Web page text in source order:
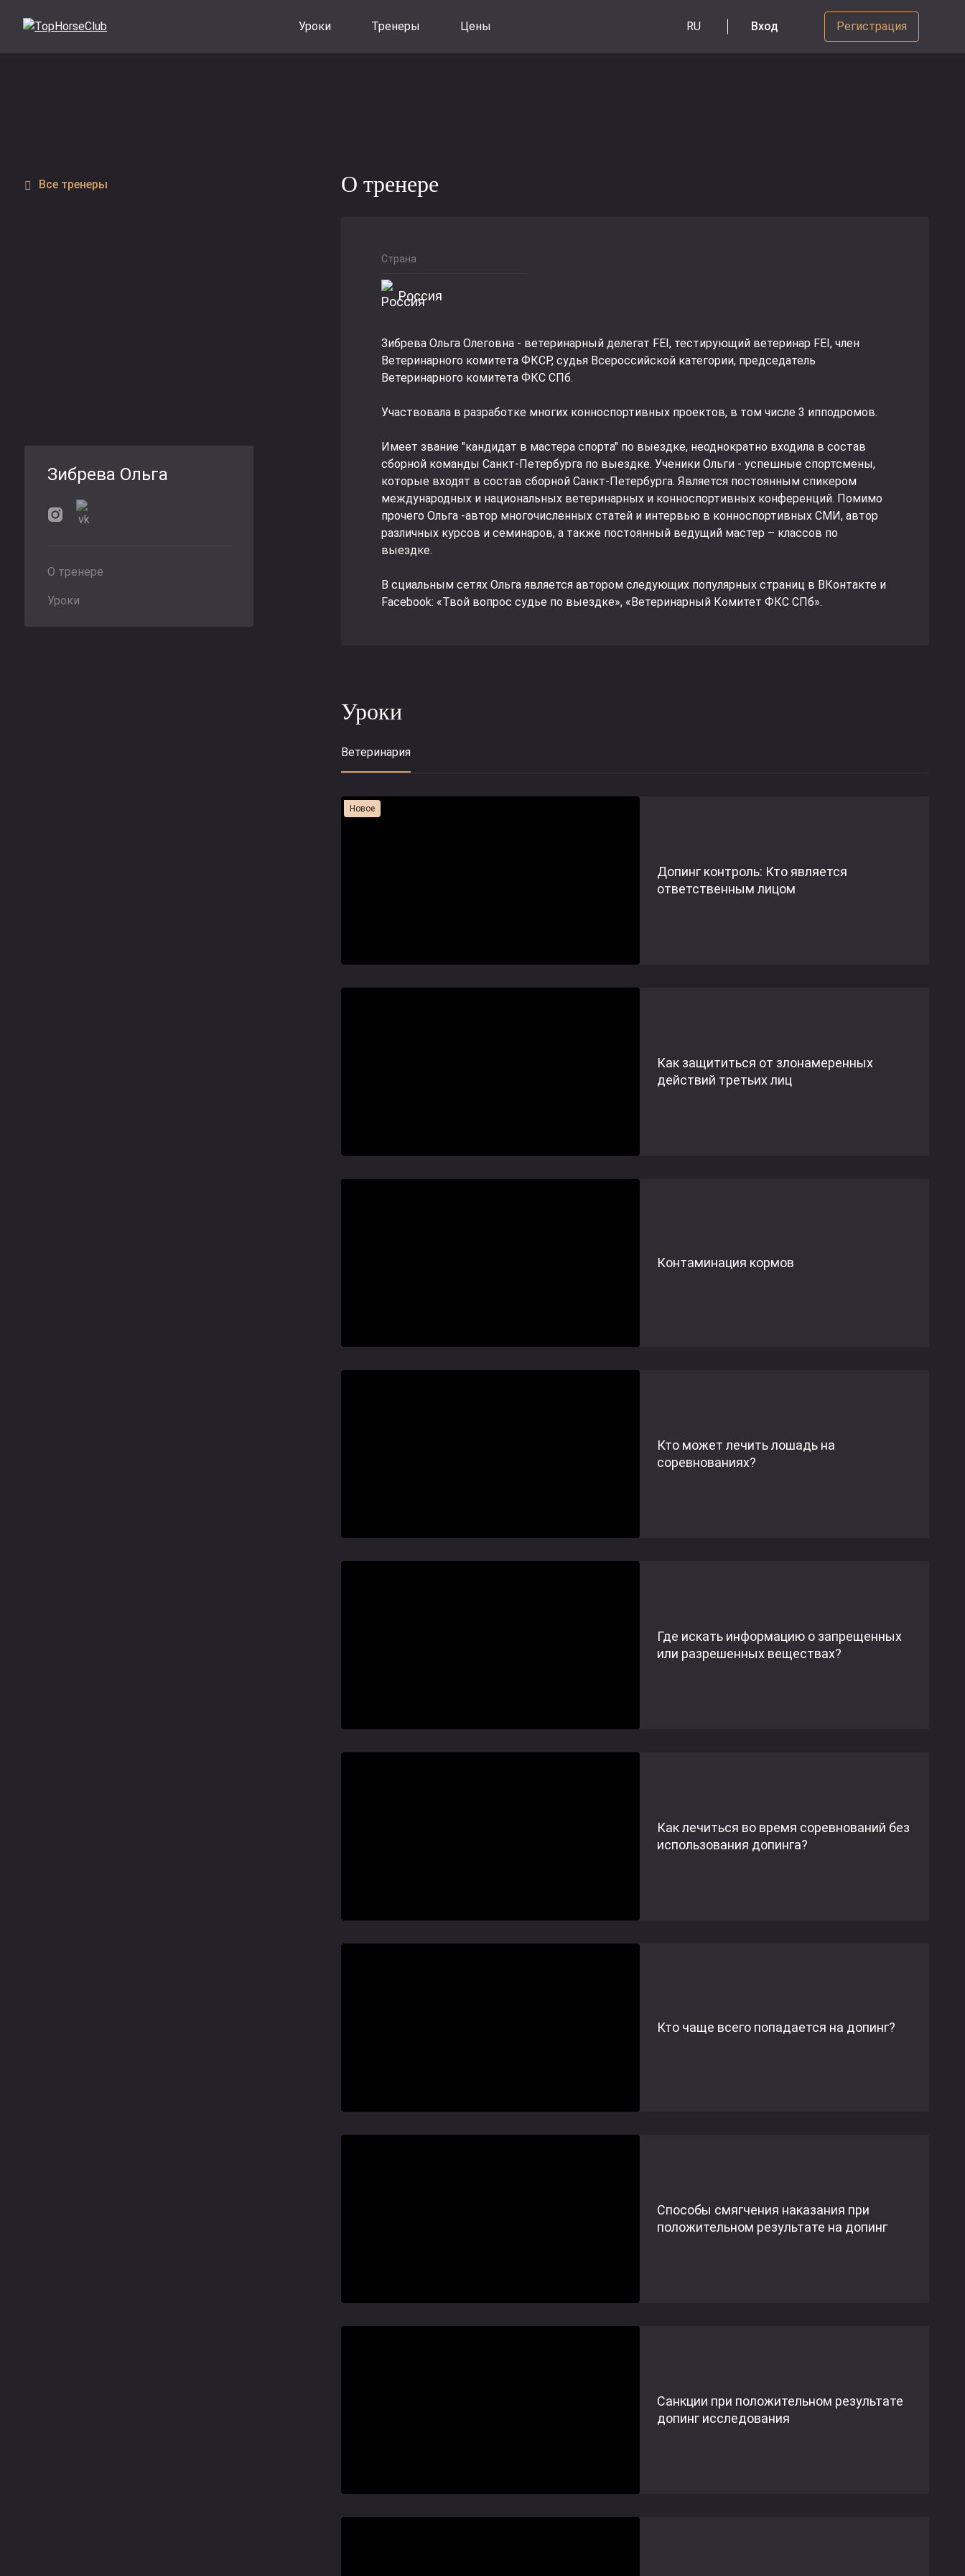
Уроки Тренеры Цены RU Вход Регистрация
Все тренеры
Зибрева Ольга
О тренере
Уроки
О тренере
Страна
Россия
Зибрева Ольга Олеговна - ветеринарный делегат FEI, тестирующий ветеринар FEI, член
Ветеринарного комитета ФКСР, судья Всероссийской категории, председатель
Ветеринарного комитета ФКС СПб.
Участвовала в разработке многих конноспортивных проектов, в том числе 3 ипподромов.
Имеет звание "кандидат в мастера спорта" по выездке, неоднократно входила в состав
сборной команды Санкт-Петербурга по выездке. Ученики Ольги - успешные спортсмены,
которые входят в состав сборной Санкт-Петербурга. Является постоянным спикером
международных и национальных ветеринарных и конноспортивных конференций. Помимо
прочего Ольга -автор многочисленных статей и интервью в конноспортивных СМИ, автор
различных курсов и семинаров, а также постоянный ведущий мастер – классов по
выездке.
В сциальным сетях Ольга является автором следующих популярных страниц в ВКонтакте и
Facebook: «Твой вопрос судье по выездке», «Ветеринарный Комитет ФКС СПб».
Уроки
Ветеринария
Новое
Допинг контроль: Кто является
ответственным лицом
Как защититься от злонамеренных
действий третьих лиц
Контаминация кормов
Кто может лечить лошадь на
соревнованиях?
Где искать информацию о запрещенных
или разрешенных веществах?
Как лечиться во время соревнований без
использования допинга?
Кто чаще всего попадается на допинг?
Способы смягчения наказания при
положительном результате на допинг
Санкции при положительном результате
допинг исследования